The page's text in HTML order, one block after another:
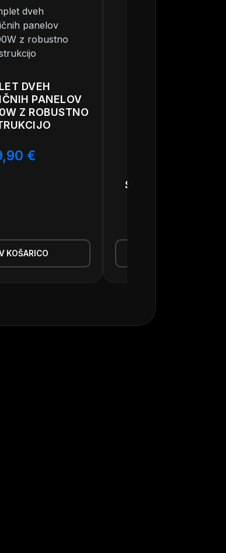
DVEH
PANELOV
Z ROBUSTNO
€
KOŠARICO
SONČNE PANELE,